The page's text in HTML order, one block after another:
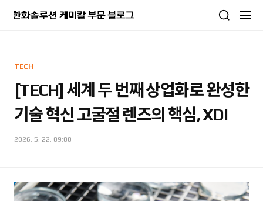
TECH
[TECH] 세계 두 번째 상업화로 완성한
기술 혁신 고굴절 렌즈의 핵심, XDI
2026. 5. 22. 09:00